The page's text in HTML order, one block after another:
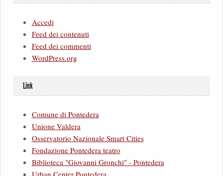
Accedi
Feed dei contenuti
Feed dei commenti
WordPress.org
Link
Comune di Pontedera
Unione Valdera
Osservatorio Nazionale Smart Cities
Fondazione Pontedera teatro
Biblioteca "Giovanni Gronchi" - Pontedera